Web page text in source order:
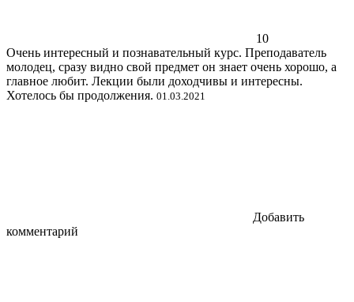
10
Очень интересный и познавательный курс. Преподаватель
молодец, сразу видно свой предмет он знает очень хорошо, а
главное любит. Лекции были доходчивы и интересны.
Хотелось бы продолжения. 01.03.2021
Добавить
комментарий